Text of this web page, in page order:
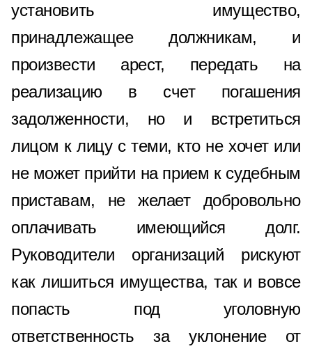
установить имущество,
принадлежащее должникам, и
произвести арест, передать на
реализацию в счет погашения
задолженности, но и встретиться
лицом к лицу с теми, кто не хочет или
не может прийти на прием к судебным
приставам, не желает добровольно
оплачивать имеющийся долг.
Руководители организаций рискуют
как лишиться имущества, так и вовсе
попасть под уголовную
ответственность за уклонение от